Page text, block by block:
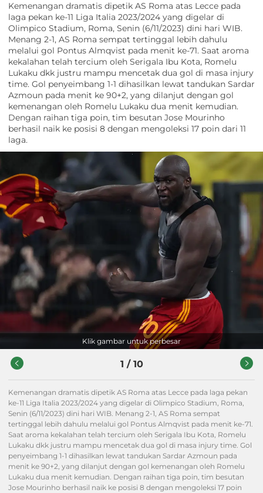
Kemenangan dramatis dipetik AS Roma atas Lecce pada
laga pekan ke-11 Liga Italia 2023/2024 yang digelar di
Olimpico Stadium, Roma, Senin (6/11/2023) dini hari WIB.
Menang 2-1, AS Roma sempat tertinggal lebih dahulu
melalui gol Pontus Almqvist pada menit ke-71. Saat aroma
kekalahan telah tercium oleh Serigala Ibu Kota, Romelu
Lukaku dkk justru mampu mencetak dua gol di masa injury
time. Gol penyeimbang 1-1 dihasilkan lewat tandukan Sardar
Azmoun pada menit ke 90+2, yang dilanjut dengan gol
kemenangan oleh Romelu Lukaku dua menit kemudian.
Dengan raihan tiga poin, tim besutan Jose Mourinho
berhasil naik ke posisi 8 dengan mengoleksi 17 poin dari 11
laga.
Klik gambar untuk perbesar
1 / 10
Kemenangan dramatis dipetik AS Roma atas Lecce pada laga pekan
ke-11 Liga Italia 2023/2024 yang digelar di Olimpico Stadium, Roma,
Senin (6/11/2023) dini hari WIB. Menang 2-1, AS Roma sempat
tertinggal lebih dahulu melalui gol Pontus Almqvist pada menit ke-71.
Saat aroma kekalahan telah tercium oleh Serigala Ibu Kota, Romelu
Lukaku dkk justru mampu mencetak dua gol di masa injury time. Gol
penyeimbang 1-1 dihasilkan lewat tandukan Sardar Azmoun pada
menit ke 90+2, yang dilanjut dengan gol kemenangan oleh Romelu
Lukaku dua menit kemudian. Dengan raihan tiga poin, tim besutan
Jose Mourinho berhasil naik ke posisi 8 dengan mengoleksi 17 poin